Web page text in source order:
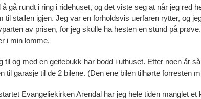
rundt i ring i ridehuset, og det viste seg at når jeg red
stallen igjen. Jeg var en forholdsvis uerfaren rytter, og
av prisen, for jeg skulle ha hesten en stund på
i min lomme.
og med en geitebukk har bodd i uthuset. Etter noen år
garasje til de 2 bilene. (Den ene bilen tilhørte forresten
Evangeliekirken Arendal har jeg hele tiden manglet